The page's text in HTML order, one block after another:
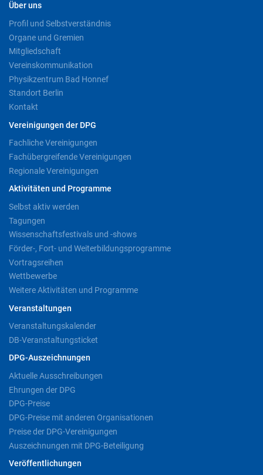
Über uns
Profil und Selbstverständnis
Organe und Gremien
Mitgliedschaft
Vereinskommunikation
Physikzentrum Bad Honnef
Standort Berlin
Kontakt
Vereinigungen der DPG
Fachliche Vereinigungen
Fachübergreifende Vereinigungen
Regionale Vereinigungen
Aktivitäten und Programme
Selbst aktiv werden
Tagungen
Wissenschaftsfestivals und -shows
Förder-, Fort- und Weiterbildungsprogramme
Vortragsreihen
Wettbewerbe
Weitere Aktivitäten und Programme
Veranstaltungen
Veranstaltungskalender
DB-Veranstaltungsticket
DPG-Auszeichnungen
Aktuelle Ausschreibungen
Ehrungen der DPG
DPG-Preise
DPG-Preise mit anderen Organisationen
Preise der DPG-Vereinigungen
Auszeichnungen mit DPG-Beteiligung
Veröffentlichungen